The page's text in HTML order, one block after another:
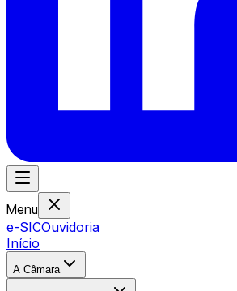
Menu
e-SICOuvidoria
Início
A Câmara